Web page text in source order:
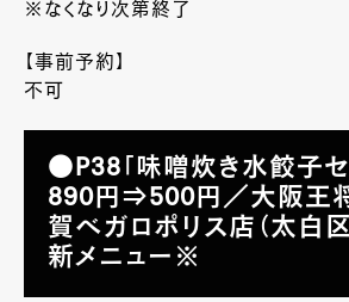
※なくなり次第終了
【事前予約】
不可
●P38「味噌炊き水餃子セ
890円⇒500円／大阪王
賀ベガロポリス店（太白
新メニュー※